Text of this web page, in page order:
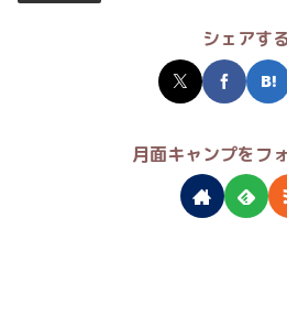
シェアす
月面キャンプをフ